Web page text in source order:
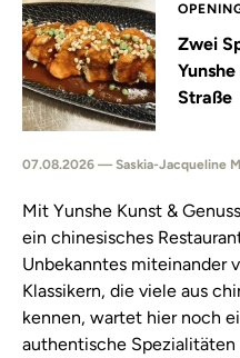
Zwei
Straße
07.08.2026 — Saskia-Jacqueline
Mit Yunshe Kunst &
ein chinesisches
Unbekanntes miteinander
Klassikern, die viele aus
kennen, wartet hier noch
authentische Spezialitäten